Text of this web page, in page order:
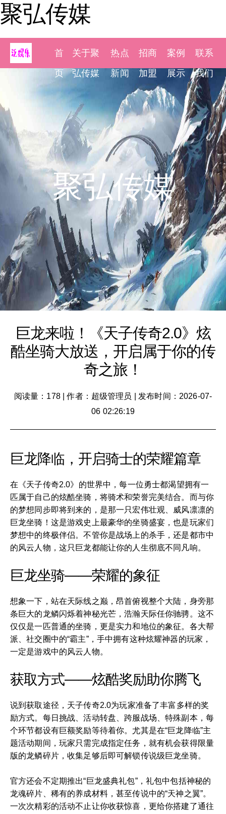
聚弘传媒
首
页
关于聚
弘传媒
热点
新闻
招商
加盟
案例
展示
联系
我们
聚弘传媒
巨龙来啦！《天子传奇2.0》炫
酷坐骑大放送，开启属于你的传
奇之旅！
阅读量：178|作者：超级管理员
发布时间：2026-07-
06 02:26:19
巨龙降临，开启骑士的荣耀篇章
在《天子传奇2.0》的世界中，每一位勇士都渴望拥有一
匹属于自己的炫酷坐骑，将骑术和荣誉完美结合。而与你
的梦想同步即将到来的，是那一只宏伟壮观、威风凛凛的
巨龙坐骑！这是游戏史上最豪华的坐骑盛宴，也是玩家们
梦想中的终极伴侣。不管你是战场上的杀手，还是都市中
的风云人物，这只巨龙都能让你的人生彻底不同凡响。
巨龙坐骑——荣耀的象征
想象一下，站在天际线之巅，昂首俯视整个大陆，身旁那
条巨大的龙鳞闪烁着神秘光芒，浩瀚天际任你驰骋。这不
仅仅是一匹普通的坐骑，更是实力和地位的象征。各大帮
派、社交圈中的“霸主”，手中拥有这种炫耀神器的玩家，
一定是游戏中的风云人物。
获取方式——炫酷奖励助你腾飞
说到获取途径，天子传奇2.0为玩家准备了丰富多样的奖
励方式。每日挑战、活动转盘、跨服战场、特殊副本，每
个环节都设有巨额奖励等待着你。尤其是在“巨龙降临”主
题活动期间，玩家只需完成指定任务，就有机会获得限量
版的龙鳞碎片，收集足够后即可解锁传说级巨龙坐骑。
官方还会不定期推出“巨龙盛典礼包”，礼包中包括神秘的
龙魂碎片、稀有的养成材料，甚至传说中的“天神之翼”。
一次次精彩的活动不止让你收获惊喜，更给你搭建了通往